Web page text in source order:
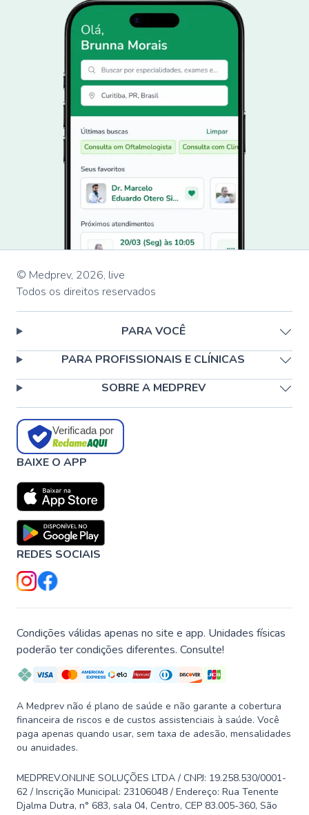
© Medprev, 2026, live
Todos os direitos reservados
PARA VOCÊ
PARA PROFISSIONAIS E CLÍNICAS
SOBRE A MEDPREV
Verificada por
BAIXE O APP
REDES SOCIAIS
Condições válidas apenas no site e app. Unidades físicas
poderão ter condições diferentes. Consulte!
A Medprev não é plano de saúde e não garante a cobertura
financeira de riscos e de custos assistenciais à saúde. Você
paga apenas quando usar, sem taxa de adesão, mensalidades
ou anuidades.
MEDPREV.ONLINE SOLUÇÕES LTDA / CNPJ: 19.258.530/0001-
62 / Inscrição Municipal: 23106048 / Endereço: Rua Tenente
Djalma Dutra, n° 683, sala 04, Centro, CEP 83.005-360, São